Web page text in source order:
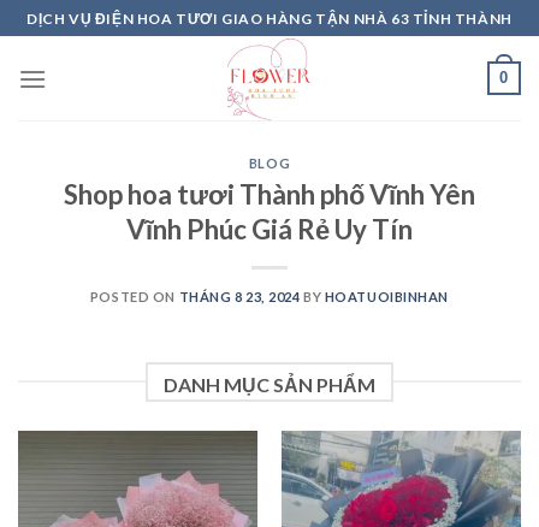
Skip
to
content
DỊCH VỤ ĐIỆN HOA TƯƠI GIAO HÀNG TẬN NHÀ 63 TỈNH THÀNH
0
BLOG
Shop hoa tươi Thành phố Vĩnh Yên
Vĩnh Phúc Giá Rẻ Uy Tín
POSTED ON THÁNG 8 23, 2024 BY HOATUOIBINHAN
DANH MỤC SẢN PHẨM